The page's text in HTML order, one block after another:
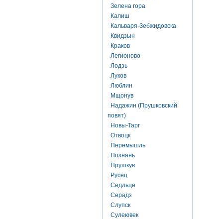
Зелена гора
Калиш
Кальваря-Зебжидовска
Квидзын
Краков
Легионово
Лодзь
Луков
Люблин
Мщонув
Надажин (Прушковский
повят)
Новы-Тарг
Отвоцк
Перемышль
Познань
Прушкув
Русец
Седльце
Серадз
Слупск
Сулеювек